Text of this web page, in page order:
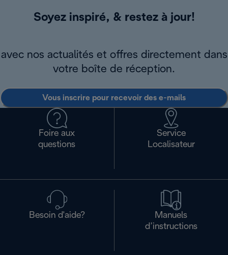
Soyez inspiré, & restez à jour!
avec nos actualités et offres directement dans
votre boîte de réception.
Vous inscrire pour recevoir des e-mails
Foire aux
questions
Service
Localisateur
Besoin d'aide?
Manuels
d’instructions